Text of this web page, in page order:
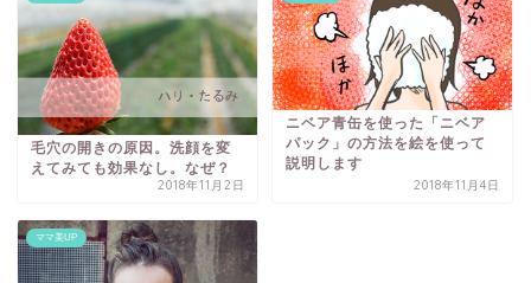
毛穴の開きの原因。洗顔を変
えてみても効果なし。なぜ？
2018年11月2日
ニベア青缶を使った「ニベア
パック」の方法を絵を使って
説明します
2018年11月4日
ママ美UP